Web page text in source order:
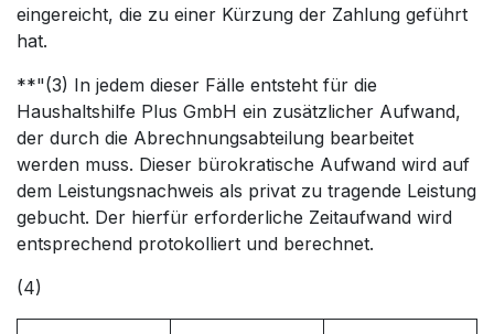
eingereicht, die zu einer Kürzung der Zahlung geführt
hat.
**"(3) In jedem dieser Fälle entsteht für die
Haushaltshilfe Plus GmbH ein zusätzlicher Aufwand,
der durch die Abrechnungsabteilung bearbeitet
werden muss. Dieser bürokratische Aufwand wird auf
dem Leistungsnachweis als privat zu tragende Leistung
gebucht. Der hierfür erforderliche Zeitaufwand wird
entsprechend protokolliert und berechnet.
(4)